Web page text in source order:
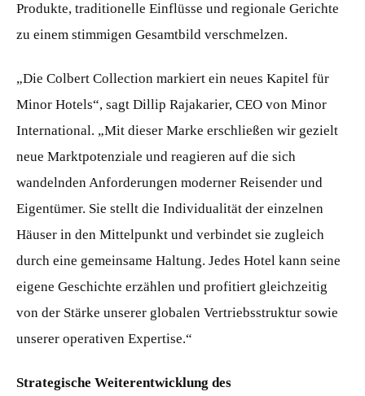
Produkte, traditionelle Einflüsse und regionale Gerichte
zu einem stimmigen Gesamtbild verschmelzen.
„Die Colbert Collection markiert ein neues Kapitel für
Minor Hotels“, sagt Dillip Rajakarier, CEO von Minor
International. „Mit dieser Marke erschließen wir gezielt
neue Marktpotenziale und reagieren auf die sich
wandelnden Anforderungen moderner Reisender und
Eigentümer. Sie stellt die Individualität der einzelnen
Häuser in den Mittelpunkt und verbindet sie zugleich
durch eine gemeinsame Haltung. Jedes Hotel kann seine
eigene Geschichte erzählen und profitiert gleichzeitig
von der Stärke unserer globalen Vertriebsstruktur sowie
unserer operativen Expertise.“
Strategische Weiterentwicklung des